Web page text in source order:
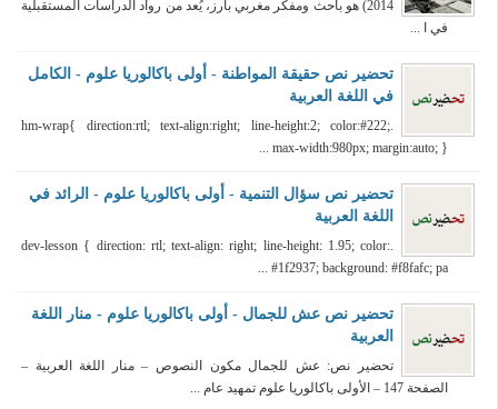
2014) هو باحث ومفكر مغربي بارز، يُعد من رواد الدراسات المستقبلية
في ا ...
تحضير نص حقيقة المواطنة - أولى باكالوريا علوم - الكامل
في اللغة العربية
.hm-wrap{ direction:rtl; text-align:right; line-height:2; color:#222;
max-width:980px; margin:auto; } ...
تحضير نص سؤال التنمية - أولى باكالوريا علوم - الرائد في
اللغة العربية
.dev-lesson { direction: rtl; text-align: right; line-height: 1.95; color:
#1f2937; background: #f8fafc; pa ...
تحضير نص عش للجمال - أولى باكالوريا علوم - منار اللغة
العربية
تحضير نص: عش للجمال مكون النصوص – منار اللغة العربية –
الصفحة 147 – الأولى باكالوريا علوم تمهيد عام ...